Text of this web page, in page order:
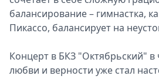
балансирование – гимнастка,
Пикассо, балансирует на
Концерт в БКЗ "Октябрьский" в
любви и верности уже стал